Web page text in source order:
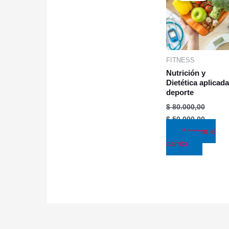
FITNESS
Nutrición y
Dietética
deporte
$80.000,00
$ 80.000,00.
$50.000,00
$
Agregar al
carrito